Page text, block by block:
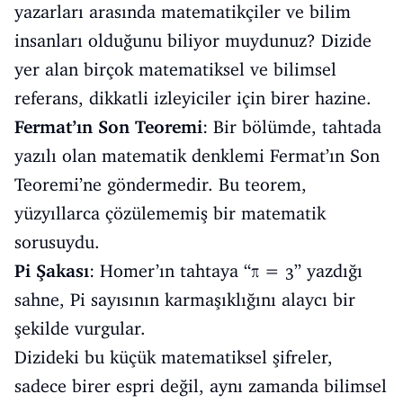
yazarları arasında matematikçiler ve bilim
insanları olduğunu biliyor muydunuz? Dizide
yer alan birçok matematiksel ve bilimsel
referans, dikkatli izleyiciler için birer hazine.
Fermat’ın Son Teoremi: Bir bölümde, tahtada
yazılı olan matematik denklemi Fermat’ın Son
Teoremi’ne göndermedir. Bu teorem,
yüzyıllarca çözülememiş bir matematik
sorusuydu.
Pi Şakası: Homer’ın tahtaya “π = 3” yazdığı
sahne, Pi sayısının karmaşıklığını alaycı bir
şekilde vurgular.
Dizideki bu küçük matematiksel şifreler,
sadece birer espri değil, aynı zamanda bilimsel